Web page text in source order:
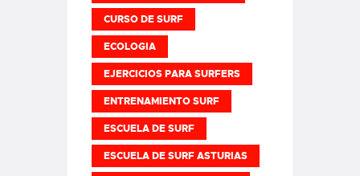
CURSO DE SURF
ECOLOGIA
EJERCICIOS PARA SURFERS
ENTRENAMIENTO SURF
ESCUELA DE SURF
ESCUELA DE SURF ASTURIAS